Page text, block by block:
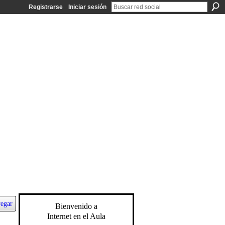
Registrarse Iniciar sesión
Bienvenido a
Internet en el Aula